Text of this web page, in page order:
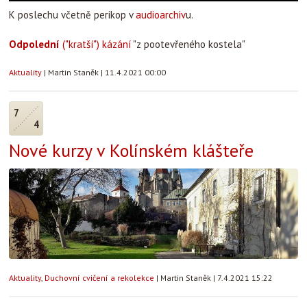
K poslechu včetně perikop vaudioarchivu.
Odpolední ("kratší") kázání "z pootevřeného kostela"
Aktuality | Martin Staněk | 11.4.2021 00:00
7
4
Nové kurzy v Kolínském klášteře
Aktuality, Duchovní cvičení a rekolekce | Martin Staněk | 7.4.2021 15:22